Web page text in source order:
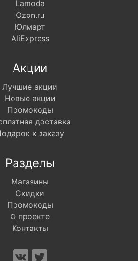
Lamoda
Ozon.ru
Юлмарт
AliExpress
Акции
Лучшие акции
Новые акции
Промокоды
доставка
к заказу
Разделы
Магазины
Скидки
Промокоды
О проекте
Контакты